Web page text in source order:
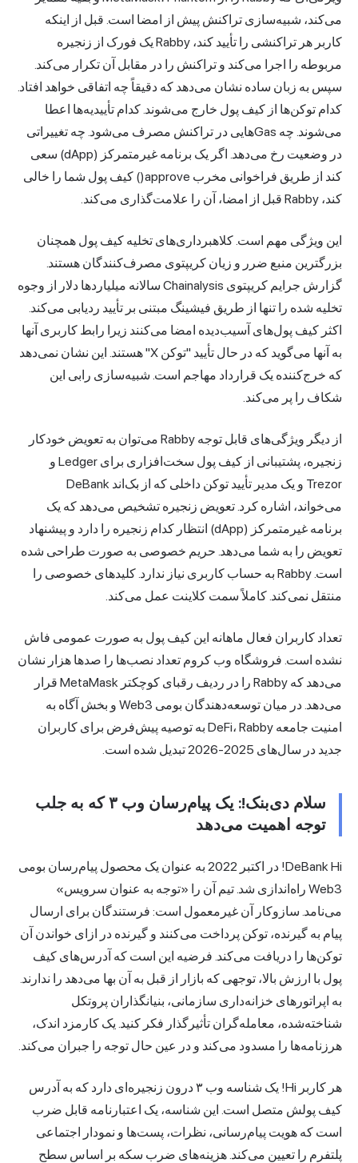
می‌کند، شبیه‌سازی تراکنش پیش از امضا است. قبل از اینکه
کاربر هر تراکنشی را تأیید کند، Rabby یک فورک از زنجیره
مربوطه را اجرا می‌کند و تراکنش را در مقابل آن تکرار می‌کند.
سپس به زبان ساده نشان می‌دهد که دقیقاً چه اتفاقی خواهد افتاد.
کدام توکن‌ها از کیف پول خارج می‌شوند. کدام تأییدیه‌ها اعطا
می‌شوند. چه Gasهایی در تراکنش مصرف می‌شود. چه تغییراتی
در وضعیت رخ می‌دهد. اگر یک برنامه غیرمتمرکز (dApp) سعی
کند از طریق فراخوانی مخرب approve() کیف پول شما را خالی
کند، Rabby قبل از امضا، آن را علامت‌گذاری می‌کند.
این ویژگی مهم است. کلاهبرداری‌های تخلیه کیف پول همچنان
بزرگترین منبع ضرر و زیان کریپتوی مصرف‌کنندگان هستند.
گزارش جرایم کریپتوی Chainalysis سالانه میلیاردها دلار از وجوه
تخلیه شده را تنها از طریق فیشینگ مبتنی بر تأیید ردیابی می‌کند.
اکثر کیف پول‌های آسیب‌دیده امضا می‌کنند زیرا رابط کاربری آنها
به آنها می‌گوید که در حال تأیید "توکن X" هستند. این نشان نمی‌دهد
که خرج‌کننده یک قرارداد مهاجم است. شبیه‌سازی رابی این
شکاف را پر می‌کند.
از دیگر ویژگی‌های قابل توجه Rabby می‌توان به تعویض خودکار
زنجیره، پشتیبانی از کیف پول سخت‌افزاری برای Ledger و
Trezor و یک مدیر تأیید توکن داخلی که از بک‌اند DeBank
می‌خواند، اشاره کرد. تعویض زنجیره تشخیص می‌دهد که یک
برنامه غیرمتمرکز (dApp) انتظار کدام زنجیره را دارد و پیشنهاد
تعویض را به شما می‌دهد. حریم خصوصی به صورت طراحی شده
است. Rabby به حساب کاربری نیاز ندارد. کلیدهای خصوصی را
منتقل نمی‌کند. کاملاً سمت کلاینت عمل می‌کند.
تعداد کاربران فعال ماهانه این کیف پول به صورت عمومی فاش
نشده است. فروشگاه وب کروم تعداد نصب‌ها را صدها هزار نشان
می‌دهد که Rabby را در ردیف رقبای کوچکتر MetaMask قرار
می‌دهد. در میان توسعه‌دهندگان بومی Web3 و بخش آگاه به
امنیت جامعه DeFi، Rabby به توصیه پیش‌فرض برای کاربران
جدید در سال‌های 2025-2026 تبدیل شده است.
سلام دی‌بنک!: یک پیام‌رسان وب ۳ که به جلب
توجه اهمیت می‌دهد
DeBank Hi! در اکتبر 2022 به عنوان یک محصول پیام‌رسان بومی
Web3 راه‌اندازی شد. تیم آن را «توجه به عنوان سرویس»
می‌نامد. سازوکار آن غیرمعمول است: فرستندگان برای ارسال
پیام به گیرنده، توکن پرداخت می‌کنند و گیرنده در ازای خواندن آن
توکن‌ها را دریافت می‌کند. فرضیه این است که آدرس‌های کیف
پول با ارزش بالا، توجهی که بازار از قبل به آن بها می‌دهد را ندارند.
به اپراتورهای خزانه‌داری سازمانی، بنیانگذاران پروتکل
شناخته‌شده، معامله‌گران تأثیرگذار فکر کنید. یک کارمزد اندک،
هرزنامه‌ها را مسدود می‌کند و در عین حال توجه را جبران می‌کند.
هر کاربر Hi! یک شناسه وب ۳ درون زنجیره‌ای دارد که به آدرس
کیف پولش متصل است. این شناسه، یک اعتبارنامه قابل ضرب
است که هویت پیام‌رسانی، نظرات، پست‌ها و نمودار اجتماعی
پلتفرم را تعیین می‌کند. هزینه‌های ضرب سکه بر اساس سطح